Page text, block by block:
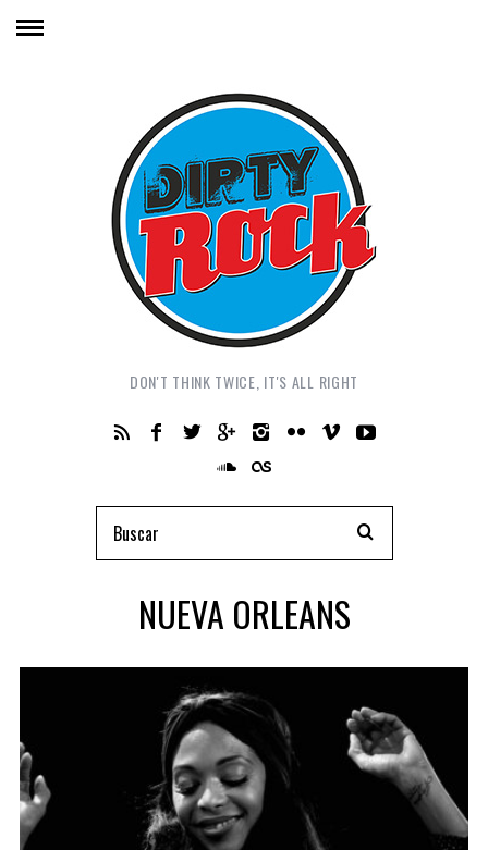
DON'T THINK TWICE, IT'S ALL RIGHT
NUEVA ORLEANS